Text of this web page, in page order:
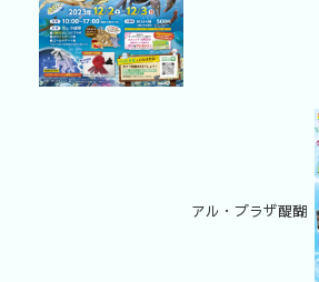
アル・プラザ醍醐